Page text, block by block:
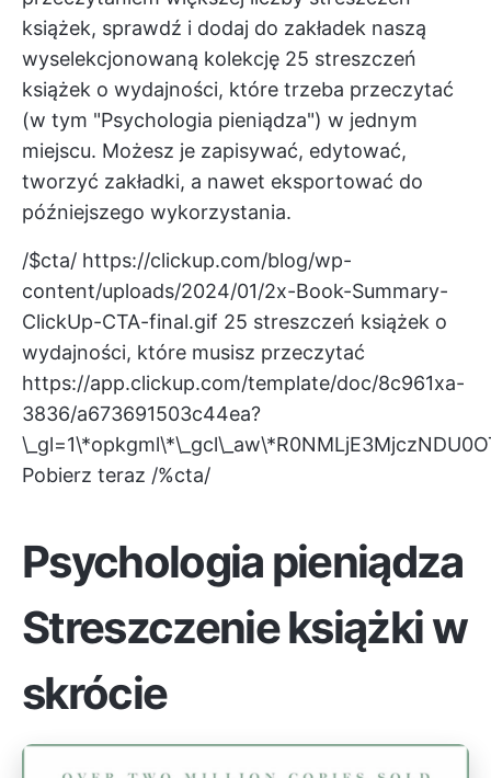
książek, sprawdź i dodaj do zakładek naszą
wyselekcjonowaną kolekcję 25 streszczeń
książek o wydajności, które trzeba przeczytać
(w tym "Psychologia pieniądza") w jednym
miejscu. Możesz je zapisywać, edytować,
tworzyć zakładki, a nawet eksportować do
późniejszego wykorzystania.
/$cta/ https://clickup.com/blog/wp-
content/uploads/2024/01/2x-Book-Summary-
ClickUp-CTA-final.gif 25 streszczeń książek o
wydajności, które musisz przeczytać
https://app.clickup.com/template/doc/8c961xa-
3836/a673691503c44ea?
Pobierz teraz /%cta/
Psychologia pieniądza
Streszczenie książki w
skrócie